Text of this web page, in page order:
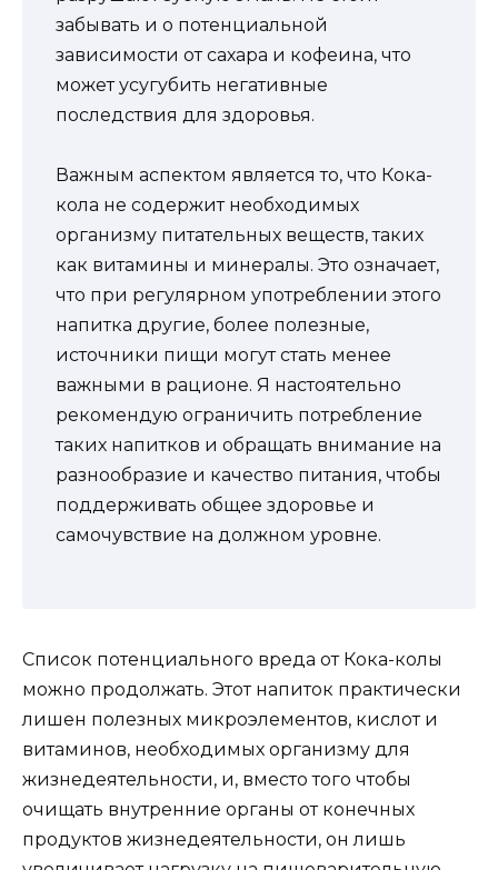
забывать и о потенциальной
зависимости от сахара и кофеина, что
может усугубить негативные
последствия для здоровья.
Важным аспектом является то, что Кока-
кола не содержит необходимых
организму питательных веществ, таких
как витамины и минералы. Это означает,
что при регулярном употреблении этого
напитка другие, более полезные,
источники пищи могут стать менее
важными в рационе. Я настоятельно
рекомендую ограничить потребление
таких напитков и обращать внимание на
разнообразие и качество питания, чтобы
поддерживать общее здоровье и
самочувствие на должном уровне.
Список потенциального вреда от Кока-колы
можно продолжать. Этот напиток практически
лишен полезных микроэлементов, кислот и
витаминов, необходимых организму для
жизнедеятельности, и, вместо того чтобы
очищать внутренние органы от конечных
продуктов жизнедеятельности, он лишь